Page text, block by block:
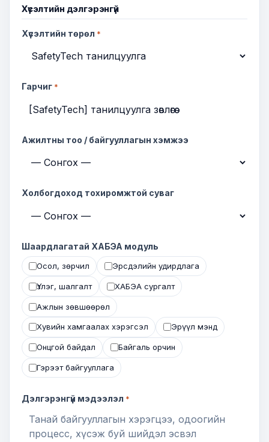
Хүсэлтийн дэлгэрэнгүй
Хүсэлтийн төрөл *
Гарчиг *
Ажилтны тоо / байгууллагын хэмжээ
Холбогдоход тохиромжтой суваг
Шаардлагатай ХАБЭА модуль
Осол, зөрчил Эрсдэлийн удирдлага
Үзлэг, шалгалт ХАБЭА сургалт
Ажлын зөвшөөрөл
Хувийн хамгаалах хэрэгсэл Эрүүл мэнд
Онцгой байдал Байгаль орчин
Гэрээт байгууллага
Дэлгэрэнгүй мэдээлэл *